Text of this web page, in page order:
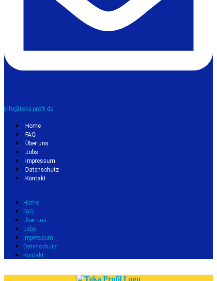
info@toka-profil.de
Home
FAQ
Über uns
Jobs
Impressum
Datenschutz
Kontakt
Home
FAQ
Über uns
Jobs
Impressum
Datenschutz
Kontakt